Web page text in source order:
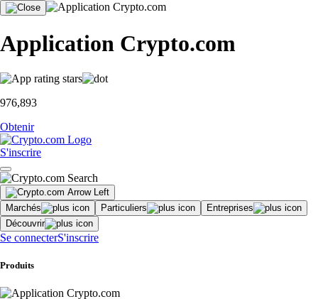
Application Crypto.com
976,893
Obtenir
S'inscrire
Marchés Particuliers
Entreprises
Découvrir
Se connecterS'inscrire
Produits